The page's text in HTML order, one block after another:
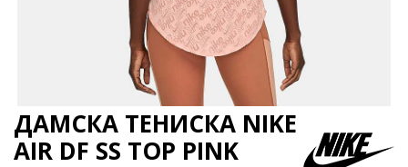
ДАМСКА ТЕНИСКА NIKE
AIR DF SS TOP PINK